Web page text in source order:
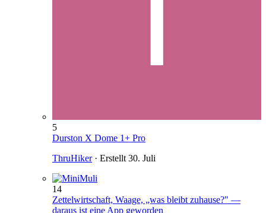
5
Durston X Dome 1+ Pro
ThruHiker· Erstellt 30. Juli
14
Zettelwirtschaft, Waage, „was bleibt zuhause?" —
daraus ist eine App geworden